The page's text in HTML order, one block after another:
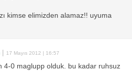
kimse elimizden alamaz!! uyuma
| 17 Mayıs 2012 | 16:57
4-0 maglupp olduk. bu kadar ruhsuz